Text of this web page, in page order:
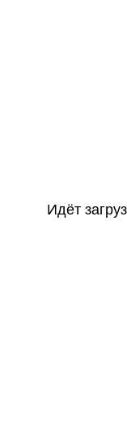
Идёт